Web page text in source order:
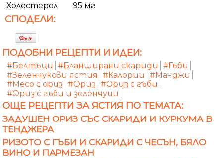
Холестерол
95 мг
СПОДЕЛИ:
ПОДОБНИ РЕЦЕПТИ И ИДЕИ:
#Белтъци #Бланширани скариди
#Гъби
#Зеленчукови ястия
#Калории
#Манджи
#Месо с ориз #Ориз #Ориз с гъби
#Ориз с гъби и зеленчуци
ОЩЕ РЕЦЕПТИ ЗА ЯСТИЯ ПО ТЕМАТА:
ЗАДУШЕН ОРИЗ СЪС СКАРИДИ И КУРКУМА В
ТЕНДЖЕРА
РИЗОТО С ГЪБИ И СКАРИДИ С ЧЕСЪН, БЯЛО
ВИНО И ПАРМЕЗАН